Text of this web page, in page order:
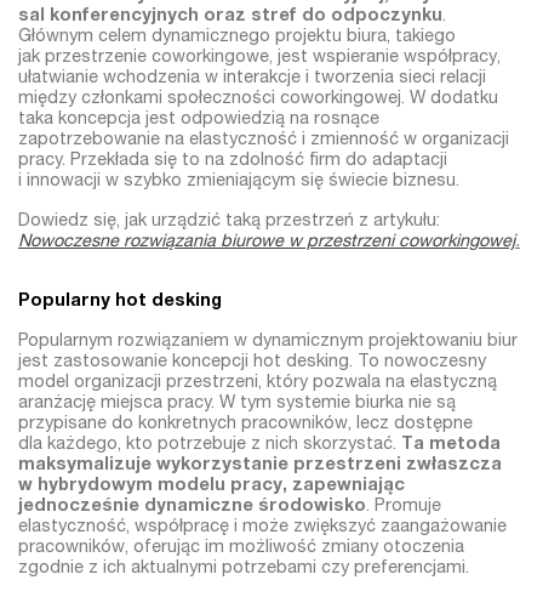
sal konferencyjnych oraz stref do odpoczynku.
Głównym celem dynamicznego projektu biura, takiego
jak przestrzenie coworkingowe, jest wspieranie współpracy,
ułatwianie wchodzenia w interakcje i tworzenia sieci relacji
między członkami społeczności coworkingowej. W dodatku
taka koncepcja jest odpowiedzią na rosnące
zapotrzebowanie na elastyczność i zmienność w organizacji
pracy. Przekłada się to na zdolność firm do adaptacji
i innowacji w szybko zmieniającym się świecie biznesu.
Dowiedz się, jak urządzić taką przestrzeń z artykułu:
Nowoczesne rozwiązania biurowe w przestrzeni coworkingowej.
Popularny hot desking
Popularnym rozwiązaniem w dynamicznym projektowaniu biur
jest zastosowanie koncepcji hot desking. To nowoczesny
model organizacji przestrzeni, który pozwala na elastyczną
aranżację miejsca pracy. W tym systemie biurka nie są
przypisane do konkretnych pracowników, lecz dostępne
dla każdego, kto potrzebuje z nich skorzystać.
Ta metoda
maksymalizuje wykorzystanie przestrzeni zwłaszcza
w hybrydowym modelu pracy, zapewniając
jednocześnie dynamiczne środowisko. Promuje
elastyczność, współpracę i może zwiększyć zaangażowanie
pracowników, oferując im możliwość zmiany otoczenia
zgodnie z ich aktualnymi potrzebami czy preferencjami.